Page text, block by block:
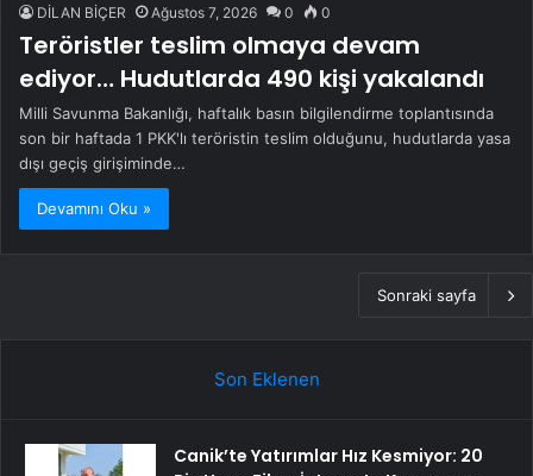
DİLAN BİÇER Ağustos 7, 2026 0 0
Teröristler teslim olmaya devam
ediyor… Hudutlarda 490 kişi yakalandı
Milli Savunma Bakanlığı, haftalık basın bilgilendirme toplantısında
son bir haftada 1 PKK'lı teröristin teslim olduğunu, hudutlarda yasa
dışı geçiş girişiminde…
Devamını Oku »
Sonraki sayfa
Son Eklenen
Canik’te Yatırımlar Hız Kesmiyor: 20